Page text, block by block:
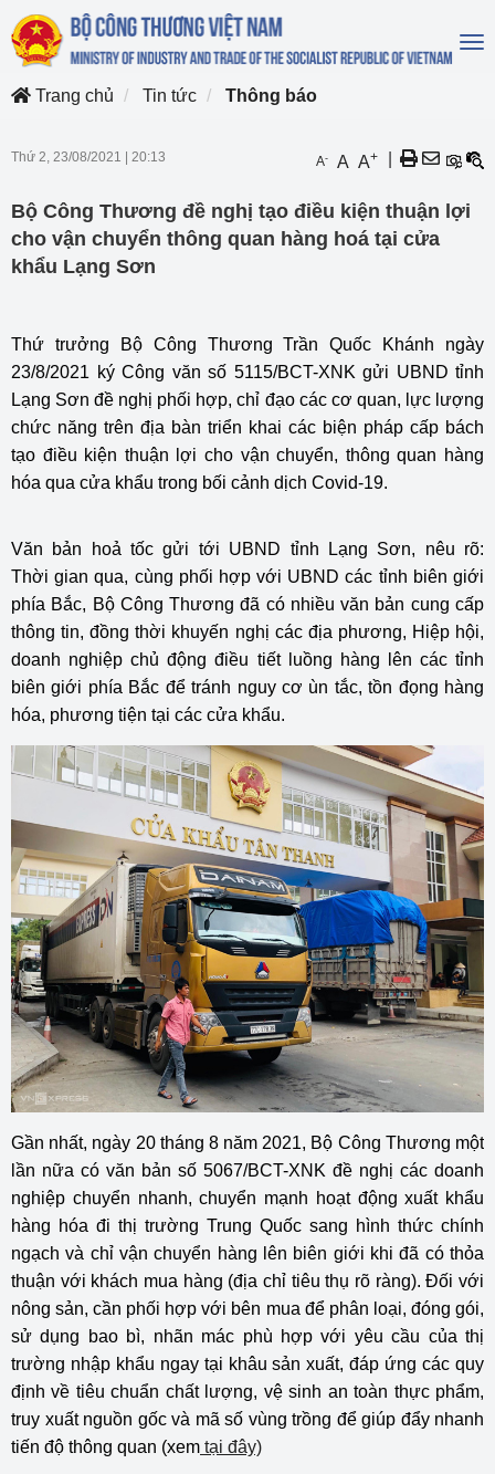
Trang chủ
Tin tức Thông báo
Thứ 2, 23/08/2021 20:13 A- A A+
Bộ Công Thương đề nghị tạo điều kiện thuận lợi
cho vận chuyển thông quan hàng hoá tại cửa
khẩu Lạng Sơn
Thứ trưởng Bộ Công Thương Trần Quốc Khánh ngày
23/8/2021 ký Công văn số 5115/BCT-XNK gửi UBND tỉnh
Lạng Sơn đề nghị phối hợp, chỉ đạo các cơ quan, lực lượng
chức năng trên địa bàn triển khai các biện pháp cấp bách
tạo điều kiện thuận lợi cho vận chuyển, thông quan hàng
hóa qua cửa khẩu trong bối cảnh dịch Covid-19.
Văn bản hoả tốc gửi tới UBND tỉnh Lạng Sơn, nêu rõ:
Thờigian qua, cùng phối hợp với UBND các tỉnh biên giới
phía Bắc, Bộ Công Thương đã có nhiều văn bản cung cấp
thông tin, đồng thời khuyến nghị các địa phương, Hiệp hội,
doanh nghiệp chủ động điều tiết luồng hàng lên các tỉnh
biên giới phía Bắc để tránh nguy cơ ùn tắc, tồn đọng hàng
hóa, phương tiện tại các cửa khẩu.
Gần nhất, ngày 20 tháng 8 năm 2021, Bộ Công Thương một
lần nữa có văn bản số 5067/BCT-XNK đề nghị các doanh
nghiệp chuyển nhanh, chuyển mạnh hoạt động xuất khẩu
hàng hóa đi thị trường Trung Quốc sang hình thức chính
ngạch và chỉ vận chuyển hàng lên biên giới khi đã có thỏa
thuận với khách mua hàng (địa chỉ tiêu thụ rõ ràng). Đối với
nông sản, cần phối hợp với bên mua để phân loại, đóng gói,
sử dụng bao bì, nhãn mác phù hợp với yêu cầu của thị
trường nhập khẩu ngay tại khâu sản xuất, đáp ứng các quy
định về tiêu chuẩn chất lượng, vệ sinh an toàn thực phẩm,
truy xuất nguồn gốc và mã số vùng trồng để giúp đẩy nhanh
tiến độ thông quan (xem tại đây)